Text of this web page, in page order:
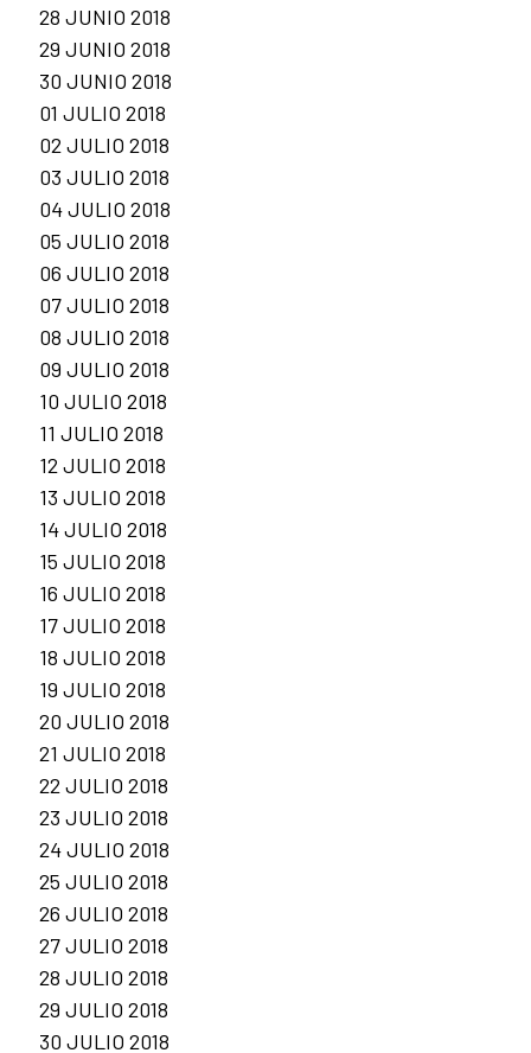
28 JUNIO 2018
29 JUNIO 2018
30 JUNIO 2018
01 JULIO 2018
02 JULIO 2018
03 JULIO 2018
04 JULIO 2018
05 JULIO 2018
06 JULIO 2018
07 JULIO 2018
08 JULIO 2018
09 JULIO 2018
10 JULIO 2018
11 JULIO 2018
12 JULIO 2018
13 JULIO 2018
14 JULIO 2018
15 JULIO 2018
16 JULIO 2018
17 JULIO 2018
18 JULIO 2018
19 JULIO 2018
20 JULIO 2018
21 JULIO 2018
22 JULIO 2018
23 JULIO 2018
24 JULIO 2018
25 JULIO 2018
26 JULIO 2018
27 JULIO 2018
28 JULIO 2018
29 JULIO 2018
30 JULIO 2018